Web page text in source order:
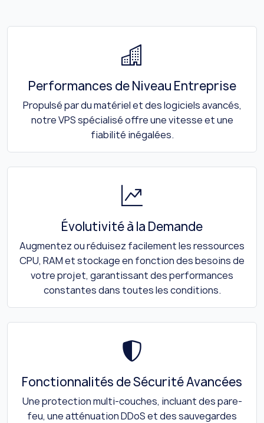
Performances de Niveau Entreprise
Propulsé par du matériel et des logiciels avancés,
notre VPS spécialisé offre une vitesse et une
fiabilité inégalées.
Évolutivité à la Demande
Augmentez ou réduisez facilement les ressources
CPU, RAM et stockage en fonction des besoins de
votre projet, garantissant des performances
constantes dans toutes les conditions.
Fonctionnalités de Sécurité Avancées
Une protection multi-couches, incluant des pare-
feu, une atténuation DDoS et des sauvegardes